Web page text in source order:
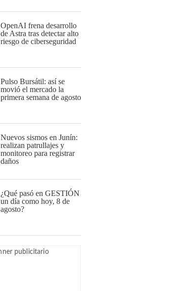
OpenAI frena desarrollo
de Astra tras detectar alto
riesgo de ciberseguridad
Pulso Bursátil: así se
movió el mercado la
primera semana de agosto
Nuevos sismos en Junín:
realizan patrullajes y
monitoreo para registrar
daños
¿Qué pasó en GESTIÓN
un día como hoy, 8 de
agosto?